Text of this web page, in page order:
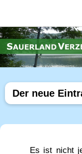
Der neue
Es ist nicht